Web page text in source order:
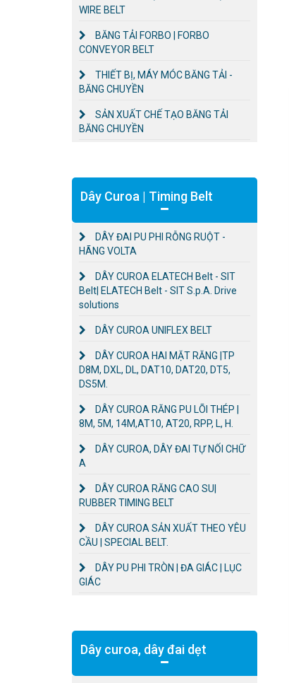
WIRE BELT
BĂNG TẢI FORBO | FORBO
CONVEYOR BELT
THIẾT BỊ, MÁY MÓC BĂNG TẢI -
BĂNG CHUYỀN
SẢN XUẤT CHẾ TẠO BĂNG TẢI
BĂNG CHUYỀN
Dây Curoa | Timing Belt
DÂY ĐAI PU PHI RỖNG RUỘT -
HÃNG VOLTA
DÂY CUROA ELATECH Belt - SIT
Belt| ELATECH Belt - SIT S.p.A. Drive
solutions
DÂY CUROA UNIFLEX BELT
DÂY CUROA HAI MẶT RĂNG |TP
D8M, DXL, DL, DAT10, DAT20, DT5,
DS5M.
DÂY CUROA RĂNG PU LÕI THÉP |
8M, 5M, 14M,AT10, AT20, RPP, L, H.
DÂY CUROA, DÂY ĐAI TỰ NỐI CHỮ
A
DÂY CUROA RĂNG CAO SU|
RUBBER TIMING BELT
DÂY CUROA SẢN XUẤT THEO YÊU
CẦU | SPECIAL BELT.
DÂY PU PHI TRÒN | ĐA GIÁC | LỤC
GIÁC
Dây curoa, dây đai dẹt